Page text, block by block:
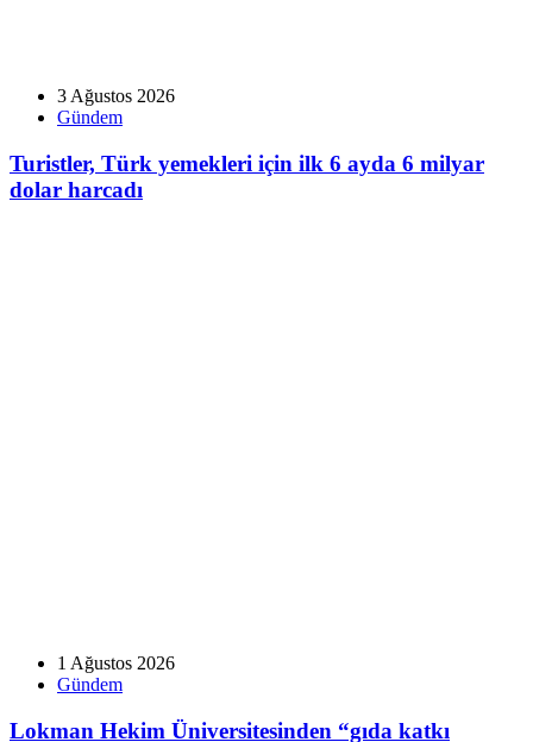
3 Ağustos 2026
Gündem
Turistler, Türk yemekleri için ilk 6 ayda 6 milyar
dolar harcadı
1 Ağustos 2026
Gündem
Lokman Hekim Üniversitesinden “gıda katkı